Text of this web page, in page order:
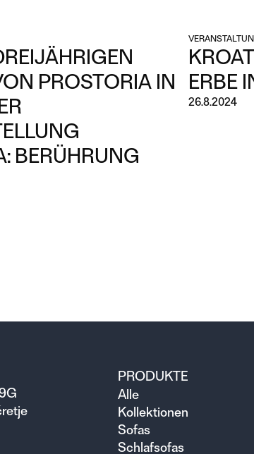
PROSTORIA IN
BERÜHRUNG
ERBE
26.8.2024
PRODUKTE
Alle
Kollektionen
Sofas
Schlafsofas